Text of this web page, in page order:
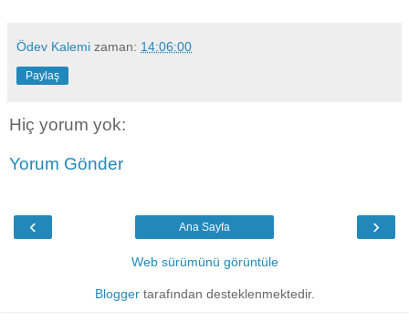
Ödev Kalemi zaman: 14:06:00
Paylaş
Hiç yorum yok:
Yorum Gönder
‹ ›
Ana Sayfa
Web sürümünü görüntüle
Bloggertarafından desteklenmektedir.